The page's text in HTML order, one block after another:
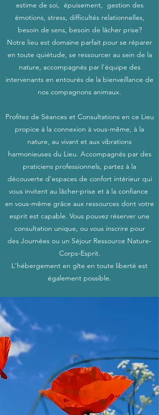
estime de soi, épuisement, gestion des
émotions, stress, difficultés relationnelles,
besoin de sens, besoin de lâcher prise?
Notre lieu est domaine parfait pour se réparer
en toute quiétude, se ressourcer au sein de la
nature, accompagnés par l'équipe des
intervenants en entourés de la bienveillance de
nos compagnons animaux.
Profitez de Séances et Consultations en ce Lieu
propice à la connexion à vous-même, à la
nature, au vivant et aux vibrations
harmonieuses du Lieu. Accompagnés par des
praticiens professionnels, partez à la
découverte d'espaces de confort intérieur qui
vous invitent au lâcher-prise et à la confiance
en vous-même grâce aux ressources dont votre
esprit est capable. Vous pouvez réserver une
consultation unique, ou vous inscrire pour
des Journées ou un Séjour Ressource Nature-
Corps-Esprit.
L'hébergement en gîte en toute liberté est
également possible.